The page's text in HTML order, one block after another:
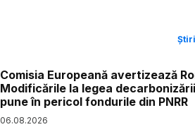
Comisia Europeană avertizează
Modificările la legea
pune în pericol fondurile din PNRR
06.08.2026